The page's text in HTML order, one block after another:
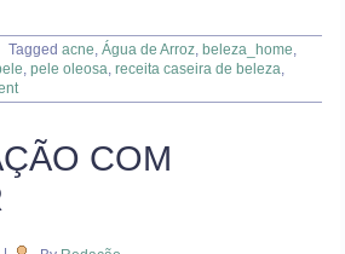
Tagged acne ,Água de Arroz ,beleza_home
,pele oleosa,receita caseira de beleza,
COM